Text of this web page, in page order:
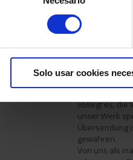
consentimiento
Solo usar cookies
wir nur im
Die
Übergang der
Der Käufer ist
überprüfen
obliegt es, die
unser Werk
Übersendung
gewähren.
Von uns als